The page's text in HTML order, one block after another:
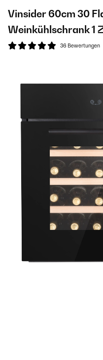
Vinsider 60cm 30
Weinkühlschrank 1
36 Bewertungen